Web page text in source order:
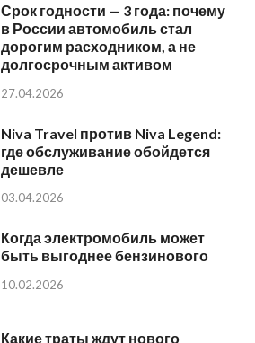
Срок годности — 3 года: почему
в России автомобиль стал
дорогим расходником, а не
долгосрочным активом
27.04.2026
Niva Travel против Niva Legend:
где обслуживание обойдется
дешевле
03.04.2026
Когда электромобиль может
быть выгоднее бензинового
10.02.2026
Какие траты ждут нового